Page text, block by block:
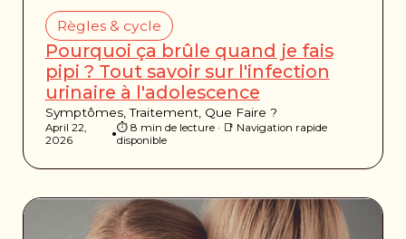
Règles & cycle
Pourquoi ça brûle quand je fais
pipi ? Tout savoir sur l'infection
urinaire à l'adolescence
Symptômes, Traitement, Que Faire ?
April 22,
2026
•⏱️ 8 min de lecture · 📑 Navigation rapide
disponible